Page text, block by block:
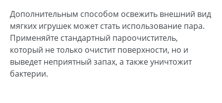
Дополнительным способом освежить внешний вид
мягких игрушек может стать использование пара.
Применяйте стандартный пароочиститель,
который не только очистит поверхности, но и
выведет неприятный запах, а также уничтожит
бактерии.